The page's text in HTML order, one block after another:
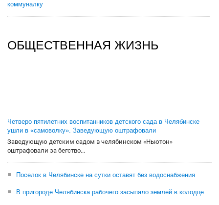
коммуналку
ОБЩЕСТВЕННАЯ ЖИЗНЬ
Четверо пятилетних воспитанников детского сада в Челябинске
ушли в «самоволку». Заведующую оштрафовали
Заведующую детским садом в челябинском «Ньютон»
оштрафовали за бегство...
Поселок в Челябинске на сутки оставят без водоснабжения
В пригороде Челябинска рабочего засыпало землей в колодце